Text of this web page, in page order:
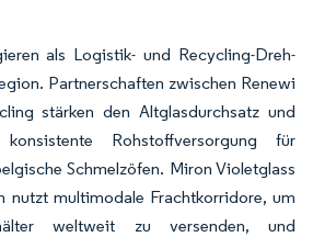
als Logistik- und Recycling-Dreh-
Partnerschaften zwischen Renewi
stärken den Altglasdurchsatz und
Rohstoffversorgung für
Schmelzöfen. Miron Violetglass
nutzt multimodale Frachtkorridore, um
weltweit zu versenden, und